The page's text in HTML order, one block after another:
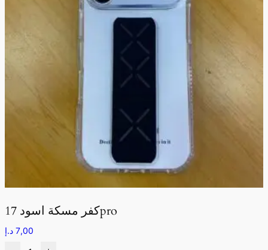
كفر مسكة اسود 17pro
7,00 د.إ